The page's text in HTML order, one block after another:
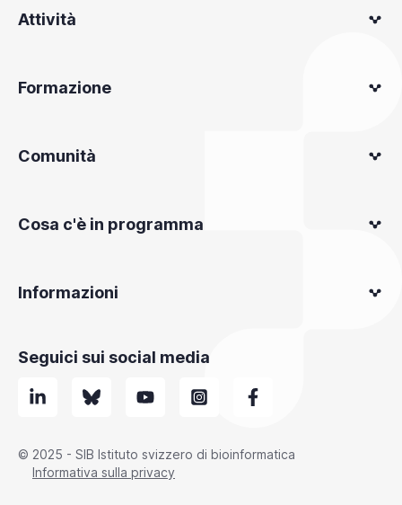
Attività
Formazione
Comunità
Cosa c'è in programma
Informazioni
Seguici sui social media
© 2025 - SIB Istituto svizzero di bioinformatica
Informativa sulla privacy